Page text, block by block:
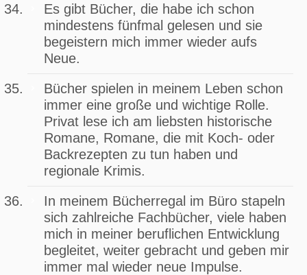
Es gibt Bücher, die habe ich schon
mindestens fünfmal gelesen und sie
begeistern mich immer wieder aufs
Neue.
Bücher spielen in meinem Leben schon
immer eine große und wichtige Rolle.
Privat lese ich am liebsten historische
Romane, Romane, die mit Koch- oder
Backrezepten zu tun haben und
regionale Krimis.
In meinem Bücherregal im Büro stapeln
sich zahlreiche Fachbücher, viele haben
mich in meiner beruflichen Entwicklung
begleitet, weiter gebracht und geben mir
immer mal wieder neue Impulse.